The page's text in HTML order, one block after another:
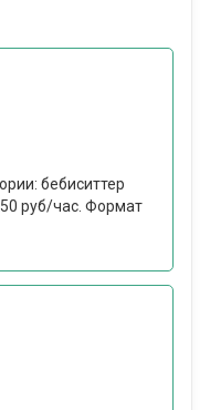
бебиситтер
руб/час. Формат